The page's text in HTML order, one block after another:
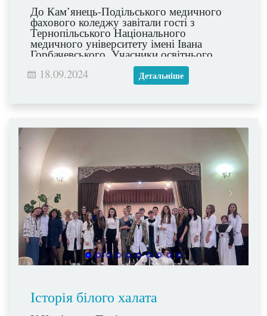
До Кам’янець-Подільського медичного
фахового коледжу завітали гості з
Тернопільського Національного
медичного університету імені Івана
Горбачевського. Учасники освітнього
процесу Коледжу отримали відповіді на
запитання стосовно умов вступу до вишу
та були запрошені на благодійний
18.09.2024 Детальніше
Історія білого халата